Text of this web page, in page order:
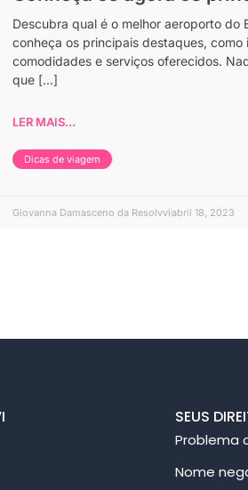
Descubra qual é o melhor aeroporto do
conheça os principais destaques, como
comodidades e serviços oferecidos.
que [...]
LER MAIS...
Dicas de viagem
Giovanna Damasceno da Resolvviabril 18, 2023
SEUS
Problema
Nome